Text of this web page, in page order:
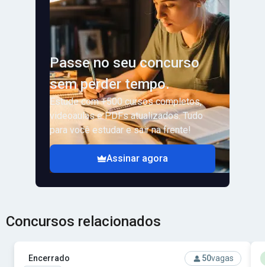
Passe no seu concurso
sem perder tempo.
Estude com +500 cursos completos,
videoaulas e PDFs atualizados. Tudo
para você estudar e sair na frente!
Assinar agora
Concursos relacionados
Ver concurso: TJ-SP - Tribunal de Justiça de São Paulo
Encerrado 50vagas